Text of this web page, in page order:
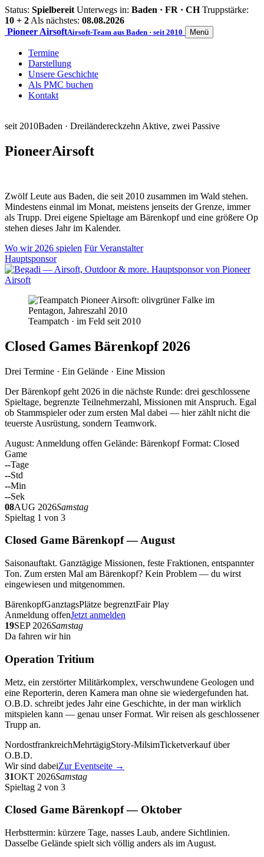
Status: Spielbereit Unterwegs in: Baden · FR · CH Truppstärke:
10 + 2 Als nächstes: 08.08.2026
Pioneer AirsoftAirsoft-Team aus Baden · seit 2010 Menü
Termine
Darstellung
Unsere Geschichte
Als PMC buchen
Kontakt
seit 2010Baden · Dreiländereckzehn Aktive, zwei Passive
PioneerAirsoft
Zwölf Leute aus Baden, die seit 2010 zusammen im Wald stehen.
Mindestens einmal im Monat, meistens jenseits der Grenze, immer
als Trupp. Drei eigene Spieltage am Bärenkopf und eine größere Op
stehen dieses Jahr im Kalender.
Wo wir 2026 spielen Für Veranstalter
Hauptsponsor
Teampatch · im Feld seit 2010
Closed Games Bärenkopf 2026
Drei Termine · Ein Gelände · Eine Mission
Der Bärenkopf geht 2026 in die nächste Runde: drei geschlossene
Spieltage, begrenzte Teilnehmerzahl, Missionen mit Anspruch. Egal
ob Stammspieler oder zum ersten Mal dabei — hier zählt nicht die
teuerste Ausrüstung, sondern Teamwork.
August: Anmeldung offen Gelände: Bärenkopf Format: Closed
Game
--Tage
--Std
--Min
--Sek
08AUG 2026Samstag
Spieltag 1 von 3
Closed Game Bärenkopf — August
Saisonauftakt. Ganztägige Missionen, feste Fraktionen, entspannter
Ton. Zum ersten Mal am Bärenkopf? Kein Problem — du wirst
eingewiesen und mitgenommen.
BärenkopfGanztagsPlätze begrenztFair Play
Anmeldung offenJetzt anmelden
19SEP 2026Samstag
Da fahren wir hin
Operation Tritium
Metz, ein zerstörter Militärkomplex, verschwundene Geologen und
eine Reporterin, deren Kamera man ohne sie wiedergefunden hat.
O.B.D. schreibt jedes Jahr eine Geschichte, in der man wirklich
mitspielen kann — genau unser Format. Wir reisen als geschlossener
Trupp an.
NordostfrankreichMehrtägigStory-MilsimTicketverkauf über
O.B.D.
Wir sind dabeiZur Eventseite →
31OKT 2026Samstag
Spieltag 2 von 3
Closed Game Bärenkopf — Oktober
Herbsttermin: kürzere Tage, nasses Laub, andere Sichtlinien.
Dasselbe Gelände spielt sich völlig anders als im August.